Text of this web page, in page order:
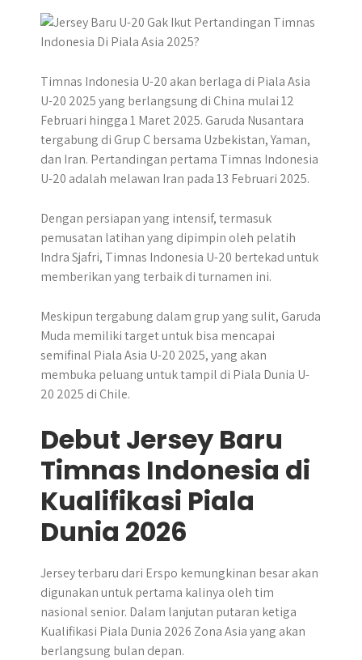
Timnas Indonesia U-20 akan berlaga di Piala Asia
U-20 2025 yang berlangsung di China mulai 12
Februari hingga 1 Maret 2025. Garuda Nusantara
tergabung di Grup C bersama Uzbekistan, Yaman,
dan Iran. Pertandingan pertama Timnas Indonesia
U-20 adalah melawan Iran pada 13 Februari 2025.
Dengan persiapan yang intensif, termasuk
pemusatan latihan yang dipimpin oleh pelatih
Indra Sjafri, Timnas Indonesia U-20 bertekad untuk
memberikan yang terbaik di turnamen ini.
Meskipun tergabung dalam grup yang sulit, Garuda
Muda memiliki target untuk bisa mencapai
semifinal Piala Asia U-20 2025, yang akan
membuka peluang untuk tampil di Piala Dunia U-
20 2025 di Chile.
Debut Jersey Baru
Timnas Indonesia di
Kualifikasi Piala
Dunia 2026
Jersey terbaru dari Erspo kemungkinan besar akan
digunakan untuk pertama kalinya oleh tim
nasional senior. Dalam lanjutan putaran ketiga
Kualifikasi Piala Dunia 2026 Zona Asia yang akan
berlangsung bulan depan.